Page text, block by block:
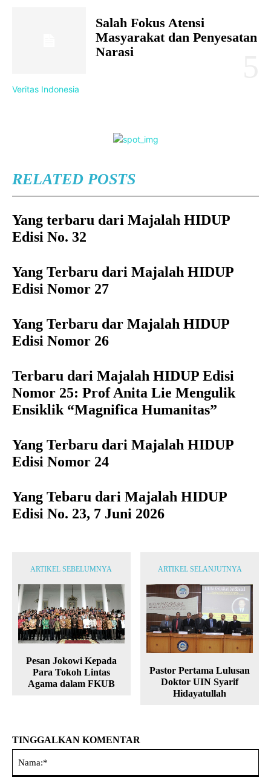
Salah Fokus Atensi
Masyarakat dan Penyesatan
Narasi
Veritas Indonesia
RELATED POSTS
Yang terbaru dari Majalah HIDUP
Edisi No. 32
Yang Terbaru dari Majalah HIDUP
Edisi Nomor 27
Yang Terbaru dar Majalah HIDUP
Edisi Nomor 26
Terbaru dari Majalah HIDUP Edisi
Nomor 25: Prof Anita Lie Mengulik
Ensiklik “Magnifica Humanitas”
Yang Terbaru dari Majalah HIDUP
Edisi Nomor 24
Yang Tebaru dari Majalah HIDUP
Edisi No. 23, 7 Juni 2026
ARTIKEL SEBELUMNYA
Pesan Jokowi Kepada
Para Tokoh Lintas
Agama dalam FKUB
ARTIKEL SELANJUTNYA
Pastor Pertama Lulusan
Doktor UIN Syarif
Hidayatullah
TINGGALKAN KOMENTAR